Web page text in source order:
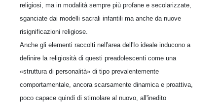
religiosi, ma in modalità sempre più profane e secolarizzate,
sganciate dai modelli sacrali infantili ma anche da nuove
risignificazioni religiose.
Anche gli elementi raccolti nell'area dell'Io ideale inducono a
definire la religiosità di questi preadolescenti come una
«struttura di personalità» di tipo prevalentemente
comportamentale, ancora scarsamente dinamica e proattiva,
poco capace quindi di stimolare al nuovo, all'inedito